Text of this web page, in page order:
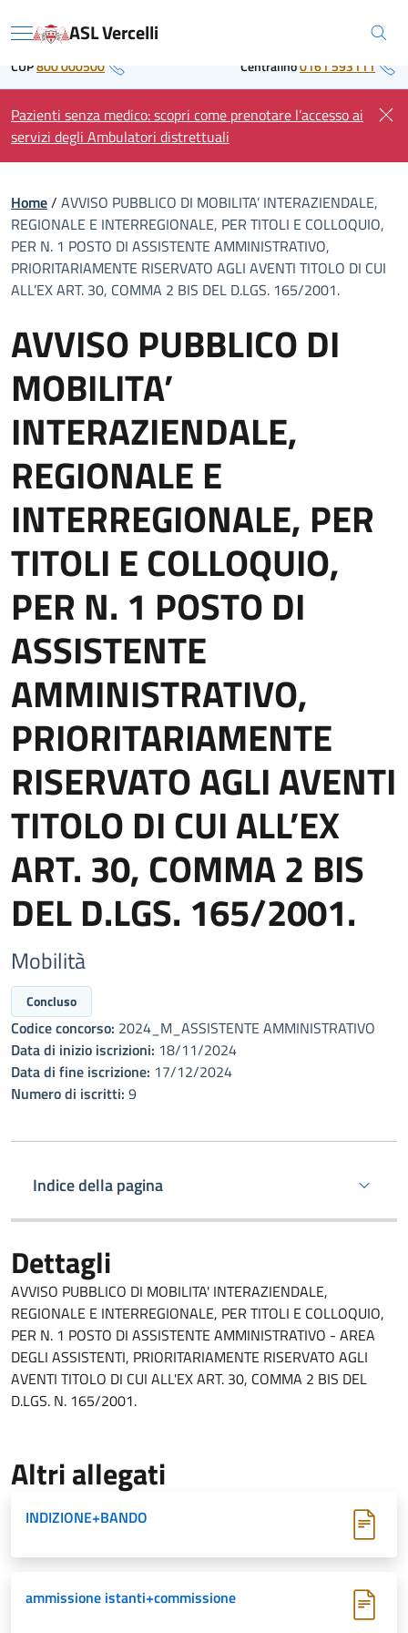
to Regione Piemonte
Menu ASL Vercelli
CUP800 000500 Centralino0161 593111
Pazienti senza medico: scopri come prenotare l’accesso ai
servizi degli Ambulatori distrettuali
Home/ AVVISO PUBBLICO DI MOBILITA’ INTERAZIENDALE,
REGIONALE E INTERREGIONALE, PER TITOLI E COLLOQUIO,
PER N. 1 POSTO DI ASSISTENTE AMMINISTRATIVO,
PRIORITARIAMENTE RISERVATO AGLI AVENTI TITOLO DI CUI
ALL’EX ART. 30, COMMA 2 BIS DEL D.LGS. 165/2001.
AVVISO PUBBLICO DI
MOBILITA’
INTERAZIENDALE,
REGIONALE E
INTERREGIONALE, PER
TITOLI E COLLOQUIO,
PER N. 1 POSTO DI
ASSISTENTE
AMMINISTRATIVO,
PRIORITARIAMENTE
RISERVATO AGLI AVENTI
TITOLO DI CUI ALL’EX
ART. 30, COMMA 2 BIS
DEL D.LGS. 165/2001.
Mobilità
Concluso
Codice concorso: 2024_M_ASSISTENTE AMMINISTRATIVO
Data di inizio iscrizioni: 18/11/2024
Data di fine iscrizione: 17/12/2024
Numero di iscritti: 9
Indice della pagina
Dettagli
AVVISO PUBBLICO DI MOBILITA' INTERAZIENDALE,
REGIONALE E INTERREGIONALE, PER TITOLI E COLLOQUIO,
PER N. 1 POSTO DI ASSISTENTE AMMINISTRATIVO - AREA
DEGLI ASSISTENTI, PRIORITARIAMENTE RISERVATO AGLI
AVENTI TITOLO DI CUI ALL'EX ART. 30, COMMA 2 BIS DEL
D.LGS. N. 165/2001.
Altri allegati
INDIZIONE+BANDO
ammissione istanti+commissione